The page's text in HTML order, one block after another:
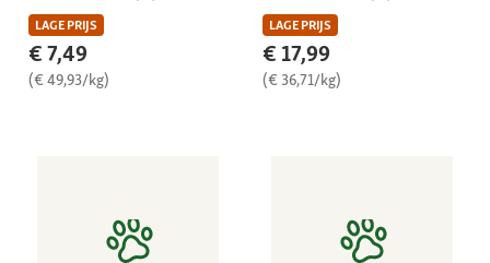
LAGE PRIJS
€ 7,49
(€ 49,93/kg)
LAGE PRIJS
€ 17,99
(€ 36,71/kg)